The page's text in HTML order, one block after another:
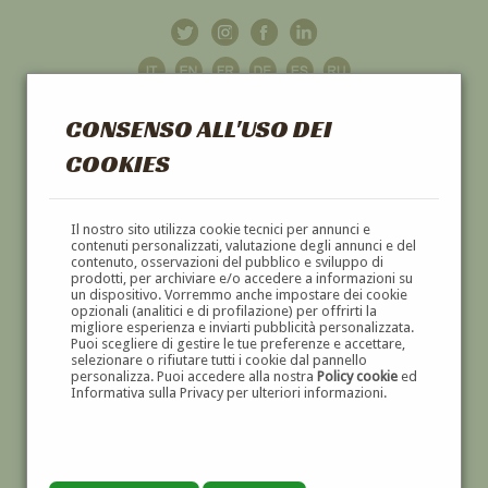
CONSENSO ALL'USO DEI
COOKIES
Il nostro sito utilizza cookie tecnici per annunci e
contenuti personalizzati, valutazione degli annunci e del
contenuto, osservazioni del pubblico e sviluppo di
prodotti, per archiviare e/o accedere a informazioni su
un dispositivo. Vorremmo anche impostare dei cookie
opzionali (analitici e di profilazione) per offrirti la
migliore esperienza e inviarti pubblicità personalizzata.
Puoi scegliere di gestire le tue preferenze e accettare,
selezionare o rifiutare tutti i cookie dal pannello
personalizza. Puoi accedere alla nostra Policy cookieed
Informativa sulla Privacy per ulteriori informazioni.
GALLERIAD'ARTE
DIPINTI E SCULTURE '800 E '900